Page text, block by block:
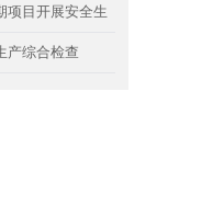
项目开展安全生
产综合检查